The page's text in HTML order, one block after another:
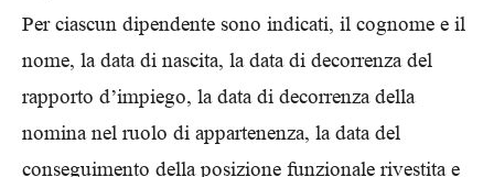
Per ciascun dipendente sono indicati, il cognome e il
nome, la data di nascita, la data di decorrenza del
rapporto d’impiego, la data di decorrenza della
nomina nel ruolo di appartenenza, la data del
conseguimento della posizione funzionale rivestita e